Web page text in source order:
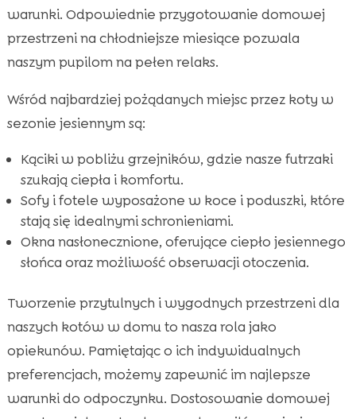
warunki. Odpowiednie przygotowanie domowej
przestrzeni na chłodniejsze miesiące pozwala
naszym pupilom na pełen relaks.
Wśród najbardziej pożądanych miejsc przez koty w
sezonie jesiennym są:
Kąciki w pobliżu grzejników, gdzie nasze futrzaki
szukają ciepła i komfortu.
Sofy i fotele wyposażone w koce i poduszki, które
stają się idealnymi schronieniami.
Okna nasłonecznione, oferujące ciepło jesiennego
słońca oraz możliwość obserwacji otoczenia.
Tworzenie przytulnych i wygodnych przestrzeni dla
naszych kotów w domu to nasza rola jako
opiekunów. Pamiętając o ich indywidualnych
preferencjach, możemy zapewnić im najlepsze
warunki do odpoczynku. Dostosowanie domowej